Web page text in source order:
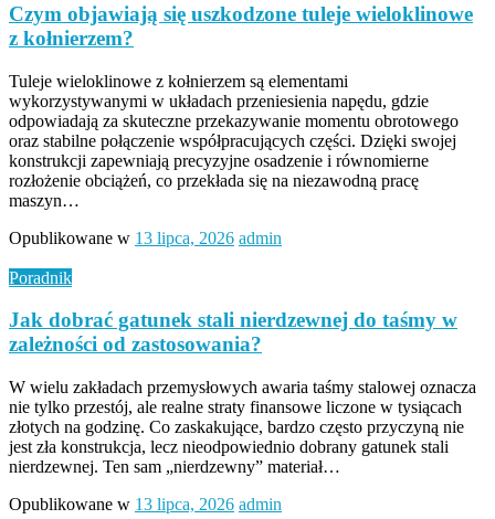
Czym objawiają się uszkodzone tuleje wieloklinowe
z kołnierzem?
Tuleje wieloklinowe z kołnierzem są elementami
wykorzystywanymi w układach przeniesienia napędu, gdzie
odpowiadają za skuteczne przekazywanie momentu obrotowego
oraz stabilne połączenie współpracujących części. Dzięki swojej
konstrukcji zapewniają precyzyjne osadzenie i równomierne
rozłożenie obciążeń, co przekłada się na niezawodną pracę
maszyn…
Opublikowane w 13 lipca, 2026 admin
Poradnik
Jak dobrać gatunek stali nierdzewnej do taśmy w
zależności od zastosowania?
W wielu zakładach przemysłowych awaria taśmy stalowej oznacza
nie tylko przestój, ale realne straty finansowe liczone w tysiącach
złotych na godzinę. Co zaskakujące, bardzo często przyczyną nie
jest zła konstrukcja, lecz nieodpowiednio dobrany gatunek stali
nierdzewnej. Ten sam „nierdzewny” materiał…
Opublikowane w 13 lipca, 2026 admin